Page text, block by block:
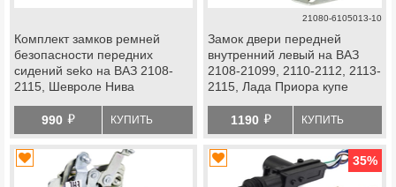
Комплект замков ремней
безопасности передних
сидений seko на ВАЗ 2108-
2115, Шевроле Нива
990 й КУПИТЬ
21080-6105013-10
Замок двери передней
внутренний левый на ВАЗ
2108-21099, 2110-2112, 2113-
2115, Лада Приора купе
1190 й КУПИТЬ
35%